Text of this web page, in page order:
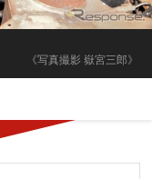
《写真撮影 嶽宮三郎》